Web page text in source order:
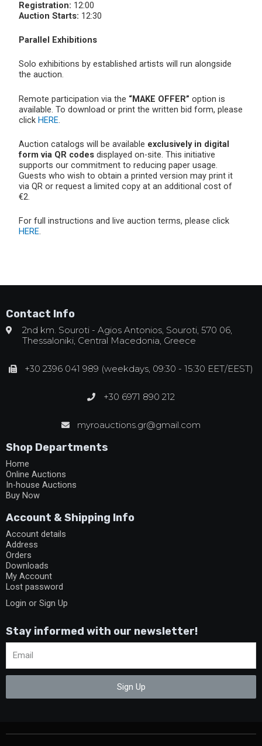
Registration: 12:00
Auction Starts: 12:30
Parallel Exhibitions
Solo exhibitions by established artists will run alongside
the auction.
Remote participation via the “MAKE OFFER” option is
available. To download or print the written bid form, please
click HERE.
Auction catalogs will be available exclusively in digital
form via QR codes displayed on-site. This initiative
supports our commitment to reducing paper usage.
Guests who wish to obtain a printed version may print it
via QR or request a limited copy at an additional cost of
€2.
For full instructions and live auction terms, please click
HERE.
Contact Info
2nd km. Souroti - Agios Antonios, Souroti, 570 06,
Thessaloniki, Central Macedonia, Greece
+30 2396 041 989 (weekdays, 09:30 - 15:30 EET/EEST)
+30 6971 890 212
myroauctions.gr@gmail.com
Shop Departments
Home
Online Auctions
In-house Auctions
Buy Now
Account & Shipping Info
Account details
Address
Orders
Downloads
My Account
Lost password
Login or Sign Up
Stay informed with our newsletter!
Sign Up